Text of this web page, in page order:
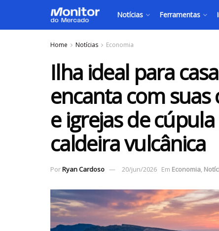
Notícias Ferramentas
Home Notícias Economia
Ilha ideal para
encanta com suas
e igrejas de
caldeira vulcânica
PorRyan Cardoso 20/jun/2026 Em Economia,